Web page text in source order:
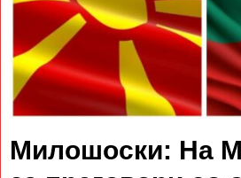
Милошоски: На